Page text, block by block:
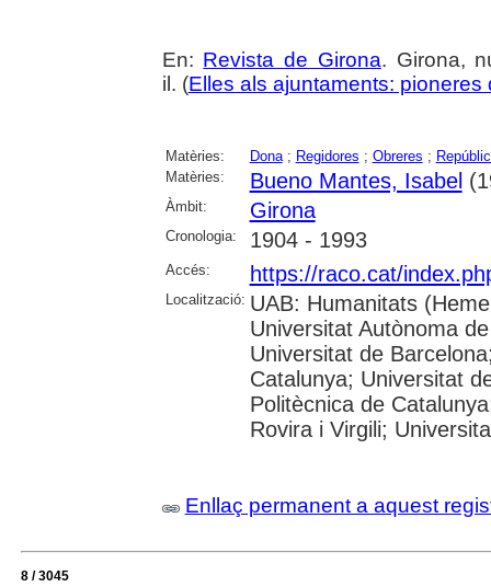
En: Revista de Girona. Girona,
il. (Elles als ajuntaments: pioneres
Matèries: Dona; Regidores ; Obreres ;
Matèries:
Bueno Mantes, Isabel
Àmbit: Girona
Cronologia: 1904 - 1993
Accés: https://raco.cat/
Localització: UAB: Humanitats
Universitat Autònoma
Universitat de
Catalunya; Universitat
Politècnica de
Rovira i Virgili;
Enllaç permanent a aquest
8 / 3045